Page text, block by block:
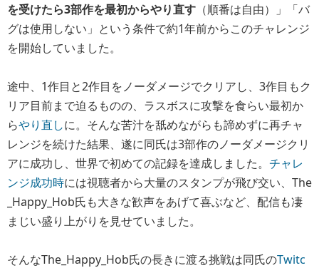
を受けたら3部作を最初からやり直す （順番は自由）」「バ
グは使用しない」という条件で約1年前からこのチャレンジ
を開始していました。
途中、1作目と2作目をノーダメージでクリアし、3作目もク
リア目前まで迫るものの、ラスボスに攻撃を食らい最初か
らやり直しに。そんな苦汁を舐めながらも諦めずに再チャ
レンジを続けた結果、遂に同氏は3部作のノーダメージクリ
アに成功し、世界で初めての記録を達成しました。 チャレ
ンジ成功時には視聴者から大量のスタンプが飛び交い、The
_Happy_Hob氏も大きな歓声をあげて喜ぶなど、配信も凄
まじい盛り上がりを見せていました。
そんなThe_Happy_Hob氏の長きに渡る挑戦は同氏のTwitc